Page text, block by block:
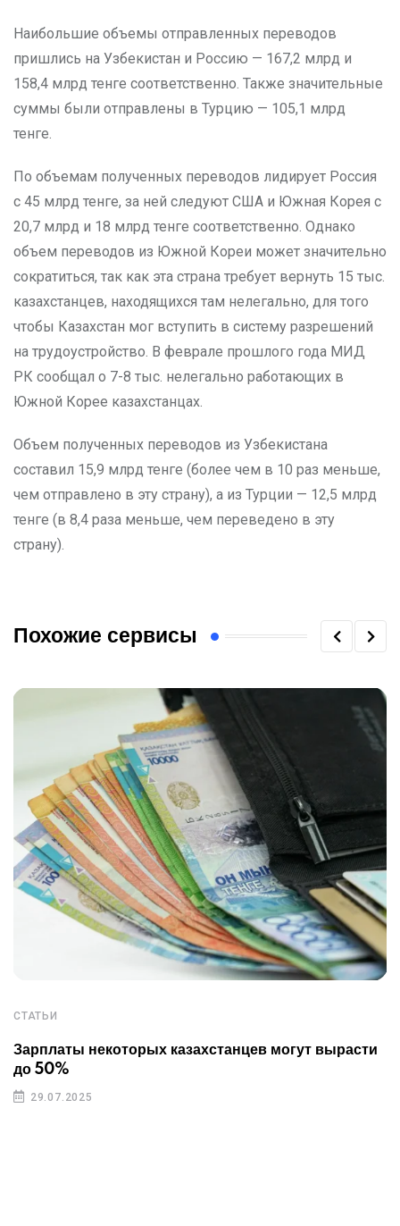
Наибольшие объемы отправленных переводов
пришлись на Узбекистан и Россию — 167,2 млрд и
158,4 млрд тенге соответственно. Также значительные
суммы были отправлены в Турцию — 105,1 млрд
тенге.
По объемам полученных переводов лидирует Россия
с 45 млрд тенге, за ней следуют США и Южная Корея с
20,7 млрд и 18 млрд тенге соответственно. Однако
объем переводов из Южной Кореи может значительно
сократиться, так как эта страна требует вернуть 15 тыс.
казахстанцев, находящихся там нелегально, для того
чтобы Казахстан мог вступить в систему разрешений
на трудоустройство. В феврале прошлого года МИД
РК сообщал о 7-8 тыс. нелегально работающих в
Южной Корее казахстанцах.
Объем полученных переводов из Узбекистана
составил 15,9 млрд тенге (более чем в 10 раз меньше,
чем отправлено в эту страну), а из Турции — 12,5 млрд
тенге (в 8,4 раза меньше, чем переведено в эту
страну).
Похожие сервисы
СТАТЬИ
Зарплаты некоторых казахстанцев могут вырасти
до 50%
29.07.2025